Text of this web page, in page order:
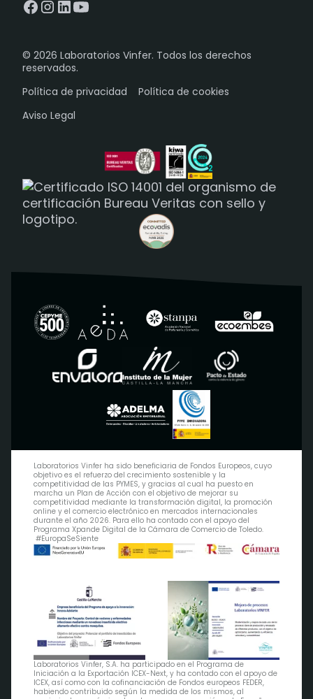
© 2026 Laboratorios Vinfer. Todos los derechos
reservados.
Política de privacidad
Política de cookies
Aviso Legal
Laboratorios Vinfer ha sido beneficiaria de Fondos Europeos, cuyo
objetivo es el refuerzo del crecimiento sostenible y la
competitividad de las PYMES, y gracias al cual ha puesto en
marcha un Plan de Acción con el objetivo de mejorar su
competitividad mediante la transformación digital, la promoción
online y el comercio electrónico en mercados internacionales
durante el año 2026. Para ello ha contado con el apoyo del
Programa Xpande Digital de la Cámara de Comercio de Toledo.
#EuropaSeSiente
Laboratorios Vinfer, S.A. ha participado en el Programa de
Iniciación a la Exportación ICEX-Next, y ha contado con el apoyo de
ICEX, así como con la cofinanciación de Fondos europeos FEDER,
habiendo contribuido según la medida de los mismos, al